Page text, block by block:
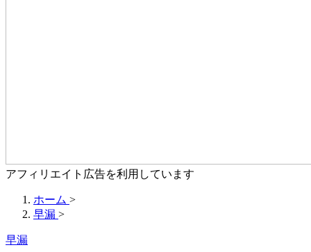
アフィリエイト広告を利用しています
ホーム >
早漏 >
早漏